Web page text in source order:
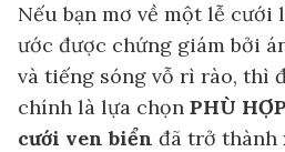
Nếu bạn mơ về một lễ cưới
ước được chứng giám bởi
và tiếng sóng vỗ rì rào, thì
chính là lựa chọn PHÙ HỢP
cưới ven biển đã trở thành